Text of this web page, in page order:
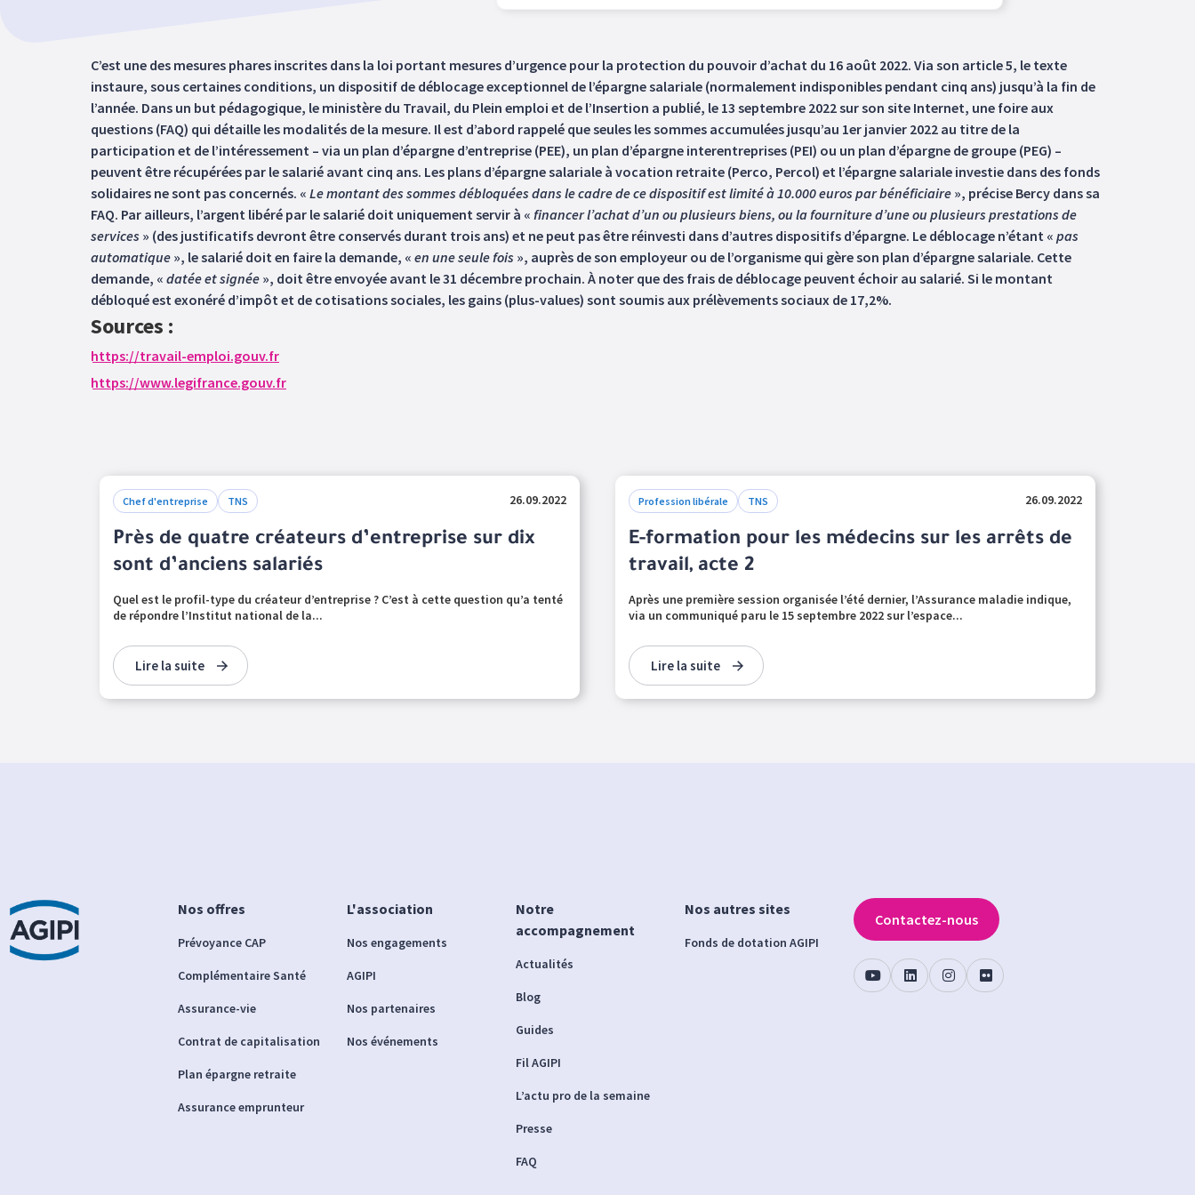
C’est une des mesures phares inscrites dans la loi portant mesures d’urgence pour la protection du pouvoir d’achat du 16 août 2022. Via son article 5, le texte
instaure, sous certaines conditions, un dispositif de déblocage exceptionnel de l’épargne salariale (normalement indisponibles pendant cinq ans) jusqu’à la fin de
l’année. Dans un but pédagogique, le ministère du Travail, du Plein emploi et de l’Insertion a publié, le 13 septembre 2022 sur son site Internet, une foire aux
questions (FAQ) qui détaille les modalités de la mesure. Il est d’abord rappelé que seules les sommes accumulées jusqu’au 1er janvier 2022 au titre de la
participation et de l’intéressement – via un plan d’épargne d’entreprise (PEE), un plan d’épargne interentreprises (PEI) ou un plan d’épargne de groupe (PEG) –
peuvent être récupérées par le salarié avant cinq ans. Les plans d’épargne salariale à vocation retraite (Perco, Percol) et l’épargne salariale investie dans des fonds
solidaires ne sont pas concernés. « Le montant des sommes débloquées dans le cadre de ce dispositif est limité à 10.000 euros par bénéficiaire », précise Bercy dans sa
FAQ. Par ailleurs, l’argent libéré par le salarié doit uniquement servir à « financer l’achat d’un ou plusieurs biens, ou la fourniture d’une ou plusieurs prestations de
services » (des justificatifs devront être conservés durant trois ans) et ne peut pas être réinvesti dans d’autres dispositifs d’épargne. Le déblocage n’étant « pas
automatique », le salarié doit en faire la demande, « en une seule fois », auprès de son employeur ou de l’organisme qui gère son plan d’épargne salariale. Cette
demande, « datée et signée », doit être envoyée avant le 31 décembre prochain. À noter que des frais de déblocage peuvent échoir au salarié. Si le montant
débloqué est exonéré d’impôt et de cotisations sociales, les gains (plus-values) sont soumis aux prélèvements sociaux de 17,2%.
Sources :
https://travail-emploi.gouv.fr
https://www.legifrance.gouv.fr
Chef d'entreprise TNS 26.09.2022
Près de quatre créateurs d’entreprise sur dix
sont d’anciens salariés
Quel est le profil-type du créateur d’entreprise ? C’est à cette question qu’a tenté
de répondre l’Institut national de la...
Lire la suite
Profession libérale TNS 26.09.2022
E-formation pour les médecins sur les arrêts de
travail, acte 2
Après une première session organisée l’été dernier, l’Assurance maladie indique,
via un communiqué paru le 15 septembre 2022 sur l’espace...
Lire la suite
Nos offres
Prévoyance CAP
Complémentaire Santé
Assurance-vie
Contrat de capitalisation
Plan épargne retraite
Assurance emprunteur
L'association
Nos engagements
AGIPI
Nos partenaires
Nos événements
Notre
accompagnement
Actualités
Blog
Guides
Fil AGIPI
L’actu pro de la semaine
Presse
FAQ
Nos autres sites
Fonds de dotation AGIPI
Contactez-nous